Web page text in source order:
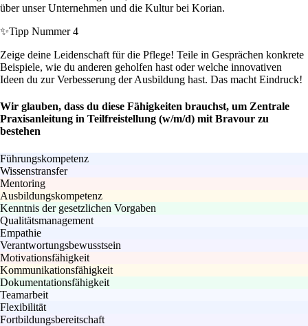
über unser Unternehmen und die Kultur bei Korian.
✨Tipp Nummer 4
Zeige deine Leidenschaft für die Pflege! Teile in Gesprächen konkrete
Beispiele, wie du anderen geholfen hast oder welche innovativen
Ideen du zur Verbesserung der Ausbildung hast. Das macht Eindruck!
Wir glauben, dass du diese Fähigkeiten brauchst, um Zentrale
Praxisanleitung in Teilfreistellung (w/m/d) mit Bravour zu
bestehen
Führungskompetenz
Wissenstransfer
Mentoring
Ausbildungskompetenz
Kenntnis der gesetzlichen Vorgaben
Qualitätsmanagement
Empathie
Verantwortungsbewusstsein
Motivationsfähigkeit
Kommunikationsfähigkeit
Dokumentationsfähigkeit
Teamarbeit
Flexibilität
Fortbildungsbereitschaft